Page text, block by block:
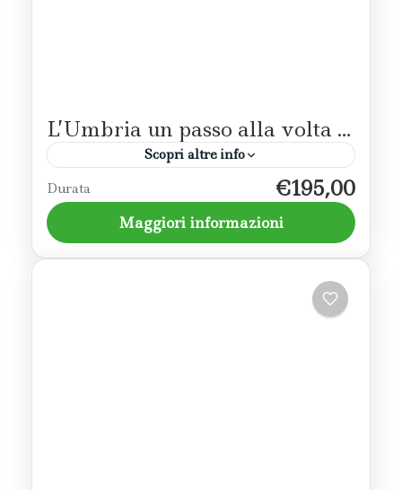
L’Umbria un passo alla volta …
Scopri altre info
L’atmosfera unica delle campagne nel cuore
Umbria e la bellezza dei piccoli borghi come
Corciano e Passignano sul Trasimeno, tra i
Borghi più belli d’Italia,...
Durata €195,00
Maggiori informazioni